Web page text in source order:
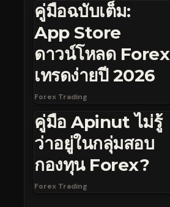
คู่มือฉบับเต็ม:
App Store
ดาวน์โหลด Forex
เทรดง่ายปี 2026
Forex Trading
คู่มือ Apinut ไม่รู้
ว่าอยู่ในกลุ่มสอบ
กองทุน Forex?
Forex Trading